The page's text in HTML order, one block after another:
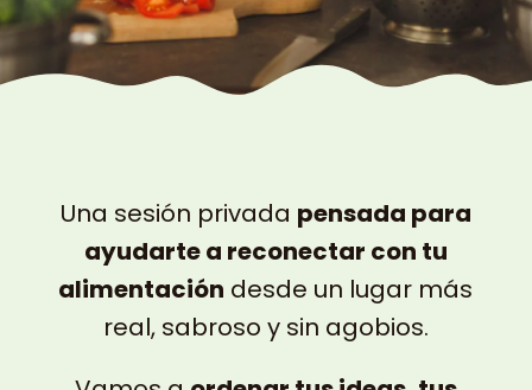
Una sesión privada pensada para
ayudarte a reconectar con tu
alimentación desde un lugar más
real, sabroso y sin agobios.